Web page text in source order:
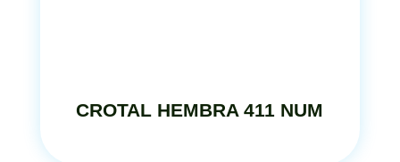
CROTAL HEMBRA 411 NUM